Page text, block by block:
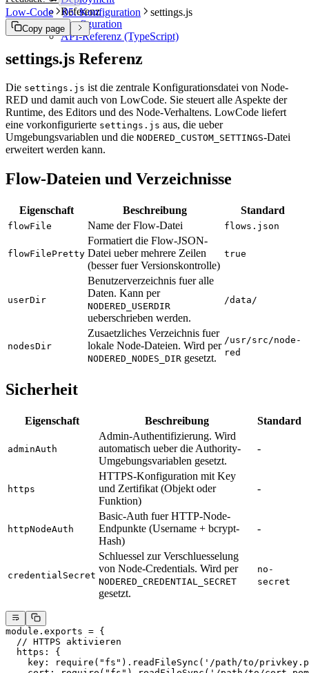
Referenz
Konfiguration
API-Referenz (TypeScript)
Low-Code 05. Konfiguration settings.js
Copy page
settings.js Referenz
Die settings.js ist die zentrale Konfigurationsdatei von Node-
RED und damit auch von LowCode. Sie steuert alle Aspekte der
Runtime, des Editors und des Node-Verhaltens. LowCode liefert
eine vorkonfigurierte settings.js aus, die ueber
Umgebungsvariablen und die NODERED_CUSTOM_SETTINGS-Datei
erweitert werden kann.
Flow-Dateien und Verzeichnisse
Eigenschaft Beschreibung Standard
flowFile Name der Flow-Datei flows.json
flowFilePretty
Formatiert die Flow-JSON-
Datei ueber mehrere Zeilen
(besser fuer Versionskontrolle)
true
userDir
Benutzerverzeichnis fuer alle
Daten. Kann per
NODERED_USERDIR
ueberschrieben werden.
/data/
nodesDir
Zusaetzliches Verzeichnis fuer
lokale Node-Dateien. Wird per
NODERED_NODES_DIR gesetzt.
/usr/src/node-
red
Sicherheit
Eigenschaft Beschreibung Standard
adminAuth
Admin-Authentifizierung. Wird
automatisch ueber die Authority-
Umgebungsvariablen gesetzt.
-
https
HTTPS-Konfiguration mit Key
und Zertifikat (Objekt oder
Funktion)
-
httpNodeAuth
Basic-Auth fuer HTTP-Node-
Endpunkte (Username + bcrypt-
Hash)
-
credentialSecret
Schluessel zur Verschluesselung
von Node-Credentials. Wird per
NODERED_CREDENTIAL_SECRET
gesetzt.
no-
secret
module . exports = {
  // HTTPS aktivieren
  https: {
    key:
require ( "fs" ). readFileSync ( '/path/to/